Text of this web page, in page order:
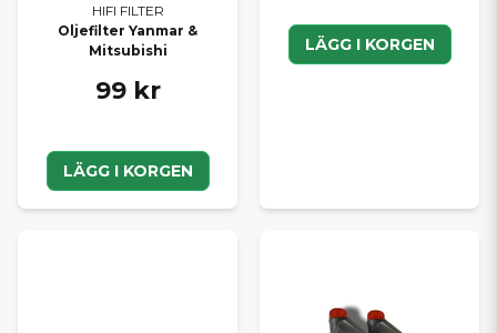
HIFI FILTER
Oljefilter Yanmar &
Mitsubishi
99 kr
LÄGG I KORGEN
LÄGG I KORGEN